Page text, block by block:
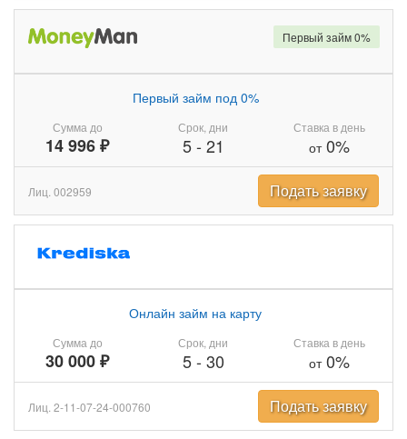
Сумма до
14 996 ₽
Первый займ под 0%
Срок, дни
5- 21
Ставка в день
от0%
Первый займ 0%
Лиц. 002959 Подать заявку
Сумма до
30 000 ₽
Онлайн займ на карту
Срок, дни
5- 30
Ставка в день
от0%
Лиц. 2-11-07-24-000760 Подать заявку